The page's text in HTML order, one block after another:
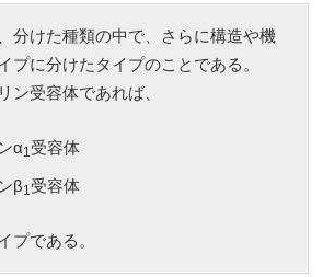
分けた種類の中で、さらに構造や機
プに分けたタイプのことである。
ン受容体であれば、
α1受容体
β1受容体
プである。